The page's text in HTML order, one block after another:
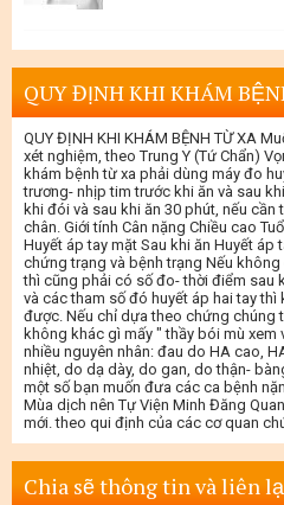
QUY ĐỊNH KHI KHÁM
QUY ĐỊNH KHI KHÁM BỆNH TỪ XA
xét nghiệm, theo Trung Y (Tứ Chẩn)
khám bệnh từ xa phải dùng máy đo
trương- nhịp tim trước khi ăn và sau
khi đói và sau khi ăn 30 phút, nếu
chân. Giới tính Cân nặng Chiều cao
Huyết áp tay mặt Sau khi ăn Huyết áp
chứng trạng và bệnh trạng Nếu
thì cũng phải có số đo- thời điểm sau
và các tham số đó huyết áp hai tay
được. Nếu chỉ dựa theo chứng chúng
không khác gì mấy " thầy bói mù
nhiều nguyên nhân: đau do HA cao,
nhiệt, do dạ dày, do gan, do thận-
một số bạn muốn đưa các ca bệnh
Mùa dịch nên Tự Viện Minh Đăng
mới. theo qui định của các cơ quan
Chia sẽ thông tin và liên